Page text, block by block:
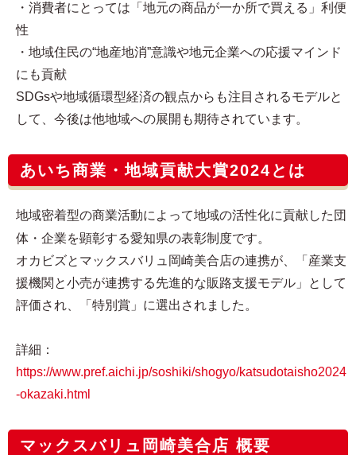
・消費者にとっては「地元の商品が一か所で買える」利便
性
・地域住民の“地産地消”意識や地元企業への応援マインド
にも貢献
SDGsや地域循環型経済の観点からも注目されるモデルと
して、今後は他地域への展開も期待されています。
あいち商業・地域貢献大賞2024とは
地域密着型の商業活動によって地域の活性化に貢献した団
体・企業を顕彰する愛知県の表彰制度です。
オカビズとマックスバリュ岡崎美合店の連携が、「産業支
援機関と小売が連携する先進的な販路支援モデル」として
評価され、「特別賞」に選出されました。
詳細：
https://www.pref.aichi.jp/soshiki/shogyo/katsudotaisho2024
-okazaki.html
マックスバリュ岡崎美合店 概要